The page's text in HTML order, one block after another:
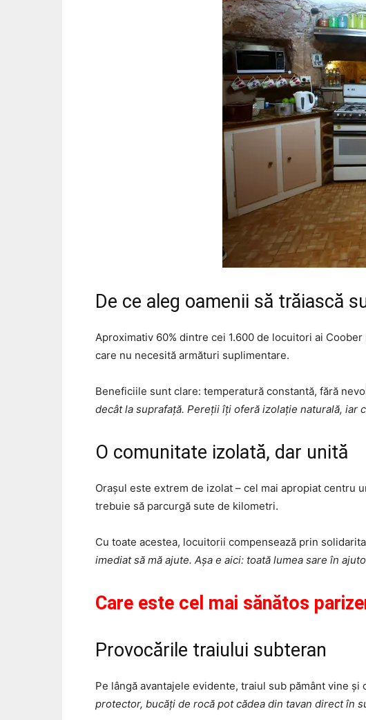
De ce aleg oamenii să trăiască
Aproximativ 60% dintre cei 1.600 de locuitori ai
care nu necesită armături suplimentare.
Beneficiile sunt clare: temperatură constantă, fără
decât la suprafață. Pereții îți oferă izolație naturală, iar
O comunitate izolată, dar unită
Orașul este extrem de izolat – cel mai apropiat centru
trebuie să parcurgă sute de kilometri.
Cu toate acestea, locuitorii compensează prin
imediat să mă ajute. Așa e aici: toată lumea sare în
Care este cel mai sănătos
Provocările traiului subteran
Pe lângă avantajele evidente, traiul sub pământ vine
protector, bucăți de rocă pot cădea din tavan direct în